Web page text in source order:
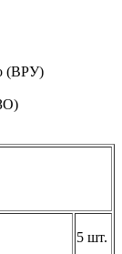
(ВРУ)
5 шт.